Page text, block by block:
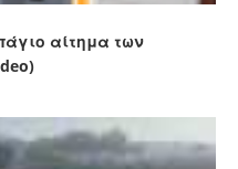
αίτημα των